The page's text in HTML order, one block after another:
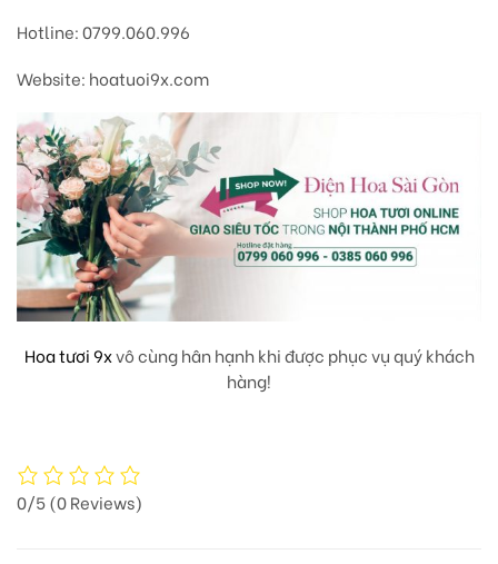
Hotline: 0799.060.996
Website: hoatuoi9x.com
Hoa tươi 9xvô cùng hân hạnh khi được phục vụ quý khách
hàng!
0/5(0 Reviews)